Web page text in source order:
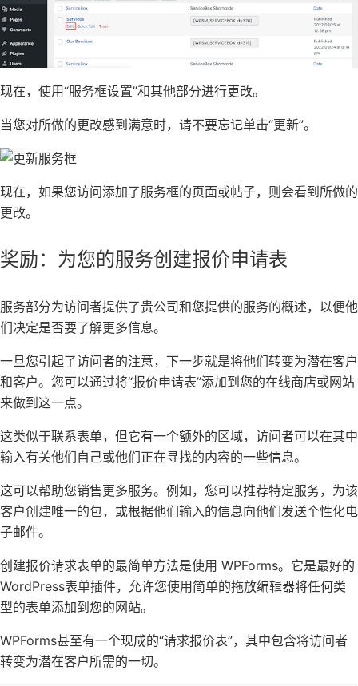
现在，使用“服务框设置”和其他部分进行更改。
当您对所做的更改感到满意时，请不要忘记单击“更新”。
现在，如果您访问添加了服务框的页面或帖子，则会看到所做的
更改。
奖励： 为您的服务创建报价申请表
服务部分为访问者提供了贵公司和您提供的服务的概述，以便他
们决定是否要了解更多信息。
一旦您引起了访问者的注意，下一步就是将他们转变为潜在客户
和客户。您可以通过将“报价申请表”添加到您的在线商店或网站
来做到这一点。
这类似于联系表单，但它有一个额外的区域，访问者可以在其中
输入有关他们自己或他们正在寻找的内容的一些信息。
这可以帮助您销售更多服务。例如，您可以推荐特定服务，为该
客户创建唯一的包，或根据他们输入的信息向他们发送个性化电
子邮件。
创建报价请求表单的最简单方法是使用 WPForms。它是最好的
WordPress表单插件，允许您使用简单的拖放编辑器将任何类
型的表单添加到您的网站。
WPForms甚至有一个现成的“请求报价表”，其中包含将访问者
转变为潜在客户所需的一切。